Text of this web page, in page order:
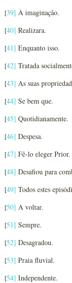
[39] À imaginação.
[40] Realizara.
[41] Enquanto isso.
[42] Tratada
[43] As suas
[44] Se bem que.
[45] Quotidianamente.
[46] Despesa.
[47] Fê-lo eleger Prior.
[48] Desafiou para
[49] Todos estes
[50] A voltar.
[51] Sempre.
[52] Desagradou.
[53] Praia fluvial.
[54] Independente.